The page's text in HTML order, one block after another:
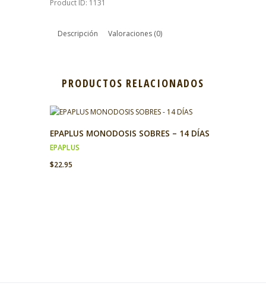
cantidad
Product ID: 1131
Descripción Valoraciones (0)
PRODUCTOS RELACIONADOS
EPAPLUS MONODOSIS SOBRES – 14 DÍAS
EPAPLUS
$22.95